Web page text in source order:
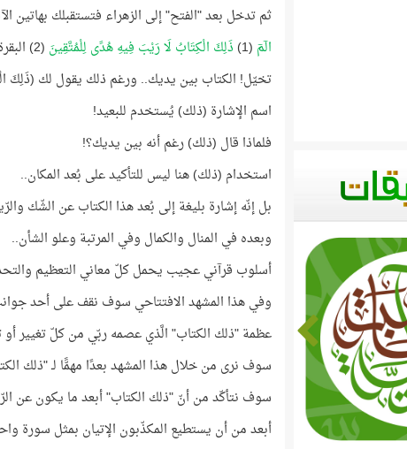
ثم تدخل بعد "الفتح" إلى الزهراء فتستقبلك بهاتين
الٓمٓ (1) ذَلِكَ الْكِتَابُ لَا رَيْبَ فِيهِ هُدًى لِلْمُتَّقِينَ (2) البقرة
تخيّل! الكتاب بين يديك.. ورغم ذلك يقول لك (ذَلِكَ
اسم الإشارة (ذلك) يُستخدم للبعيد!
فلماذا قال (ذلك) رغم أنه بين يديك؟!
استخدام (ذلك) هنا ليس للتأكيد على بُعد المكان..
بل إنّه إشارة بليغة إلى بُعد هذا الكتاب عن الشّك
وبعده في المنال والكمال وفي المرتبة وعلو الشأن..
أسلوب قرآني عجيب يحمل كلّ معاني التعظيم
وفي هذا المشهد الافتتاحي سوف نقف على أحد
عظمة "ذلك الكتاب" الَّذي عصمه ربّي من كلّ تغيير
سوف نرى من خلال هذا المشهد بعدًا مهمًّا لـ "ذلك
سوف نتأكّد من أنّ "ذلك الكتاب" أبعد ما يكون عن
أبعد من أن يستطيع المكذّبون الإتيان بمثل سورة